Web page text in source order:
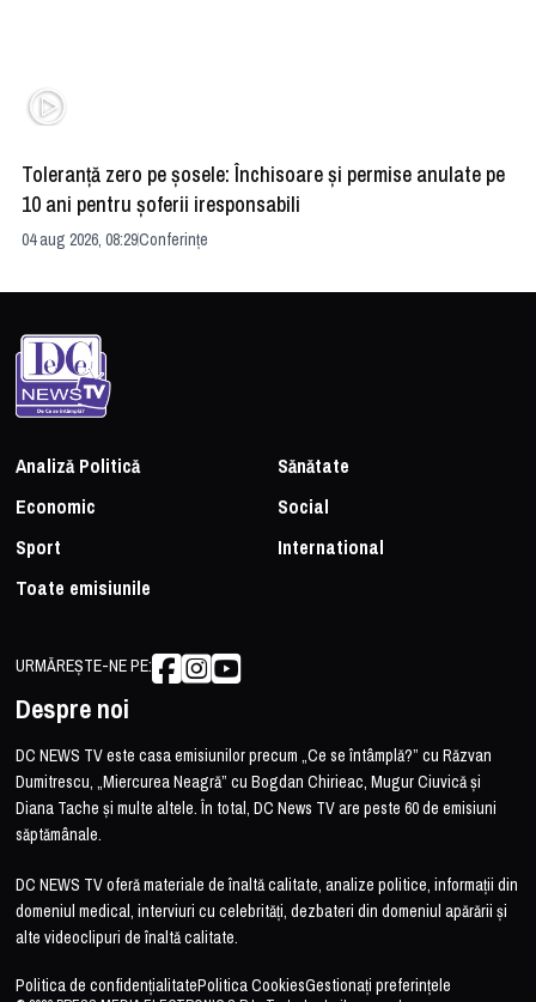
Toleranță zero pe șosele: Închisoare și permise anulate pe
10 ani pentru șoferii iresponsabili
04 aug 2026, 08:29Conferințe
Analiză Politică
Sănătate
Economic
Social
Sport
International
Toate emisiunile
URMĂREȘTE-NE PE:
Despre noi
DC NEWS TV este casa emisiunilor precum „Ce se întâmplă?” cu Răzvan
Dumitrescu, „Miercurea Neagră” cu Bogdan Chirieac, Mugur Ciuvică și
Diana Tache și multe altele. În total, DC News TV are peste 60 de emisiuni
săptămânale.
DC NEWS TV oferă materiale de înaltă calitate, analize politice, informații din
domeniul medical, interviuri cu celebrități, dezbateri din domeniul apărării și
alte videoclipuri de înaltă calitate.
Politica de confidențialitatePolitica CookiesGestionați preferințele